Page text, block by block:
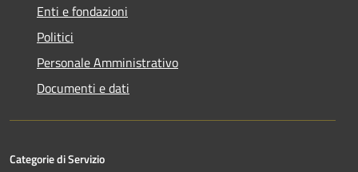
Enti e fondazioni
Politici
Personale Amministrativo
Documenti e dati
Categorie di Servizio